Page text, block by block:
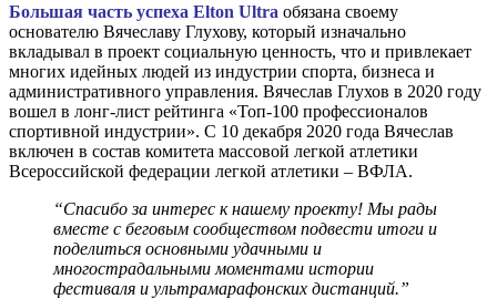
Большая часть успеха Elton Ultra обязана своему
основателю Вячеславу Глухову, который изначально
вкладывал в проект социальную ценность, что и привлекает
многих идейных людей из индустрии спорта, бизнеса и
административного управления. Вячеслав Глухов в 2020 году
вошел в лонг-лист рейтинга «Топ-100 профессионалов
спортивной индустрии». С 10 декабря 2020 года Вячеслав
включен в состав комитета массовой легкой атлетики
Всероссийской федерации легкой атлетики – ВФЛА.
“Cпасибо за интерес к нашему проекту! Мы рады
вместе с беговым сообществом подвести итоги и
поделиться основными удачными и
многострадальными моментами истории
фестиваля и ультрамарафонских дистанций.”